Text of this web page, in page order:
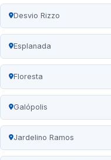
Desvio Rizzo
Esplanada
Floresta
Galópolis
Jardelino Ramos